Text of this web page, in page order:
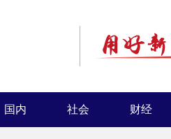
国内 社会 财经